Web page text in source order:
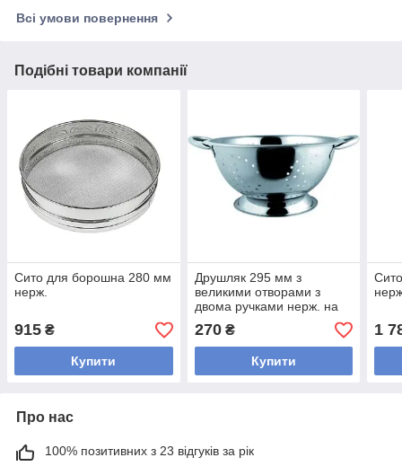
Всі умови повернення
Подібні товари компанії
Сито для борошна 280 мм
нерж.
915 ₴
Купити
Друшляк 295 мм з
великими отворами з
двома ручками нерж. на
підставці
270₴
Купити
1
Про нас
100% позитивних з 23 відгуків за рік